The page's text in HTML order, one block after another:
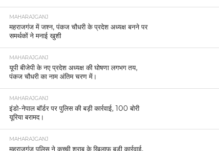
MAHARAJGANJ
महराजगंज में जश्न, पंकज चौधरी के प्रदेश अध्यक्ष बनने पर
समर्थकों ने मनाई खुशी
MAHARAJGANJ
यूपी बीजेपी के नए प्रदेश अध्यक्ष की घोषणा लगभग तय,
पंकज चौधरी का नाम अंतिम चरण में।
MAHARAJGANJ
इंडो-नेपाल बॉर्डर पर पुलिस की बड़ी कार्रवाई, 100 बोरी
यूरिया बरामद।
MAHARAJGANJ
महराजगंज पुलिस ने कच्ची शराब के खिलाफ बड़ी कार्रवाई,